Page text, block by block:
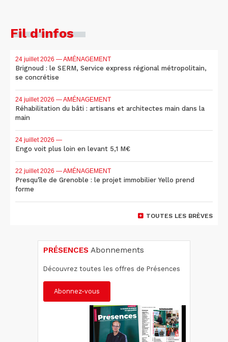
Fil d'infos
24 juillet 2026 — AMÉNAGEMENT
Brignoud : le SERM, Service express régional métropolitain,
se concrétise
24 juillet 2026 — AMÉNAGEMENT
Réhabilitation du bâti : artisans et architectes main dans la
main
24 juillet 2026 —
Engo voit plus loin en levant 5,1 M€
22 juillet 2026 — AMÉNAGEMENT
Presqu'île de Grenoble : le projet immobilier Yello prend
forme
TOUTES LES BRÈVES
PRÉSENCES Abonnements
Découvrez toutes les offres de Présences
Abonnez-vous